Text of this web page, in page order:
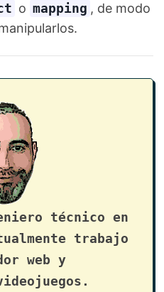
o mapping , de modo
técnico en
trabajo
web y